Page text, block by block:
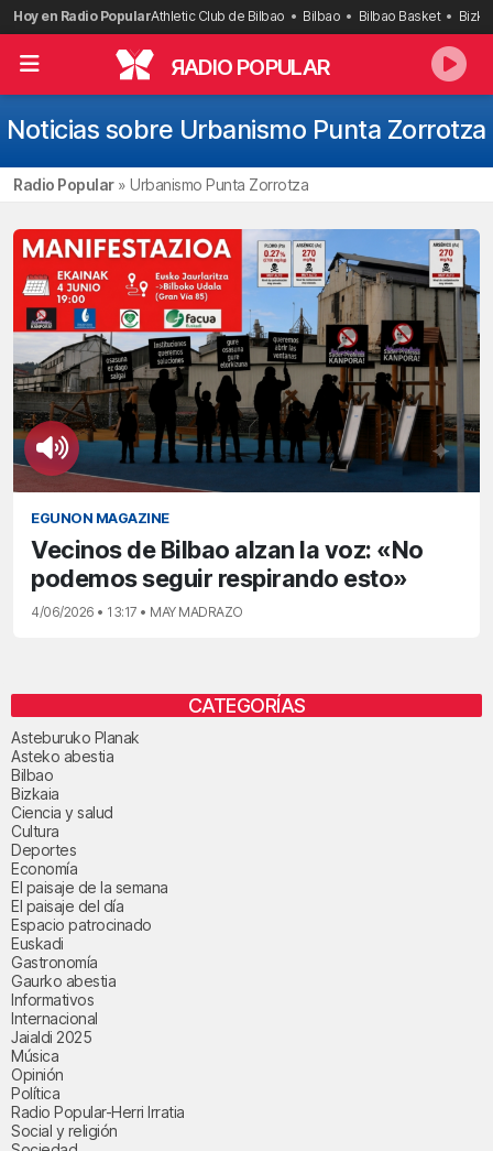
Saltar
al
contenido
Hoy en Radio PopularAthletic Club de Bilbao Bilbao Bilbao Basket
RADIO POPULAR
Noticias sobre Urbanismo Punta Zorrotza
Radio Popular» Urbanismo Punta Zorrotza
EGUNON MAGAZINE
Vecinos de Bilbao alzan la voz: «No
podemos seguir respirando esto»
4/06/2026 • 13:17 • MAY MADRAZO
CATEGORÍAS
Asteburuko Planak
Asteko abestia
Bilbao
Bizkaia
Ciencia y salud
Cultura
Deportes
Economía
El paisaje de la semana
El paisaje del día
Espacio patrocinado
Euskadi
Gastronomía
Gaurko abestia
Informativos
Internacional
Jaialdi 2025
Música
Opinión
Política
Radio Popular-Herri Irratia
Social y religión